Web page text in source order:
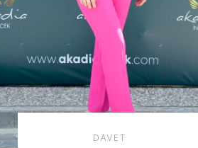
DAVET